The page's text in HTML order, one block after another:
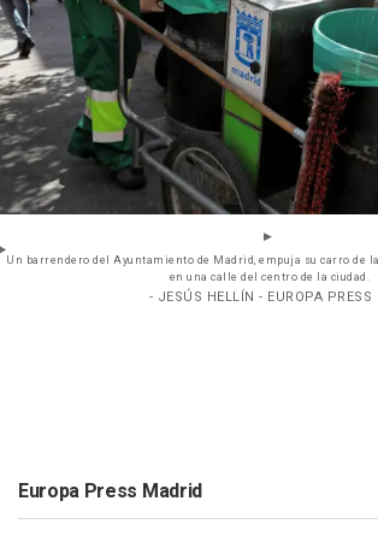
Un barrendero del Ayuntamiento de Madrid, empuja su carro de
en una calle del centro de la ciudad.
- JESÚS HELLÍN - EUROPA PRESS
Europa Press Madrid